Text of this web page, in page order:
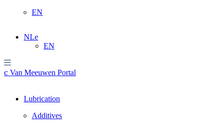
EN
NL
EN
Van Meeuwen Portal
Lubrication
Additives